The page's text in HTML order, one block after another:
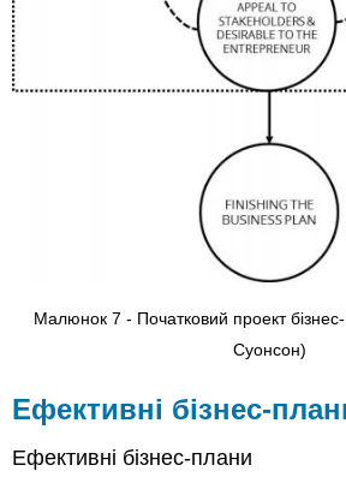
налаштування
оборотного
управління
Операційні
Малюнок 7 - Початковий проект бізнес-
Суонсон)
Ефективні бізнес-
Ефективні бізнес-плани